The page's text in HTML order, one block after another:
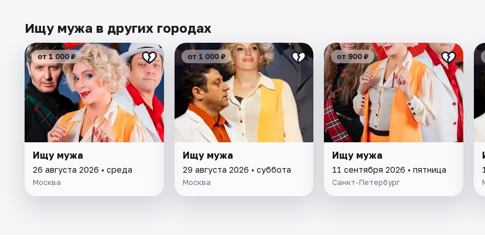
Ищу мужа в других городах
от 1 000 ₽
Ищу мужа
26 августа 2026 • среда
Москва
от 1 000 ₽
Ищу мужа
29 августа 2026 • суббота
Москва
от 900 ₽
Ищу мужа
11 сентября 2026 • пятница
Санкт-Петербург